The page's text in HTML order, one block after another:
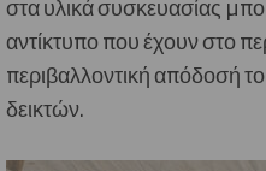
αντίκτυπο που έχουν στο
περιβαλλοντική απόδοσή
δεικτών.